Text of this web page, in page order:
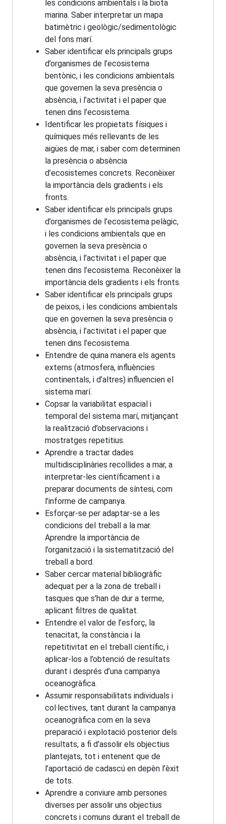
les condicions ambientals i la biota
marina. Saber interpretar un mapa
batimètric i geològic/sedimentològic
del fons marí.
Saber identificar els principals grups
d’organismes de l’ecosistema
bentònic, i les condicions ambientals
que governen la seva presència o
absència, i l’activitat i el paper que
tenen dins l’ecosistema.
Identificar les propietats físiques i
químiques més rellevants de les
aigües de mar, i saber com determinen
la presència o absència
d’ecosistemes concrets. Reconèixer
la importància dels gradients i els
fronts.
Saber identificar els principals grups
d’organismes de l’ecosistema pelàgic,
i les condicions ambientals que en
governen la seva presència o
absència, i l’activitat i el paper que
tenen dins l’ecosistema. Reconèixer la
importància dels gradients i els fronts.
Saber identificar els principals grups
de peixos, i les condicions ambientals
que en governen la seva presència o
absència, i l’activitat i el paper que
tenen dins l’ecosistema.
Entendre de quina manera els agents
externs (atmosfera, influències
continentals, i d’altres) influencien el
sistema marí.
Copsar la variabilitat espacial i
temporal del sistema marí, mitjançant
la realització d’observacions i
mostratges repetitius.
Aprendre a tractar dades
multidisciplinàries recollides a mar, a
interpretar-les científicament i a
preparar documents de síntesi, com
l’informe de campanya.
Esforçar-se per adaptar-se a les
condicions del treball a la mar.
Aprendre la importància de
l’organització i la sistematització del
treball a bord.
Saber cercar material bibliogràfic
adequat per a la zona de treball i
tasques que s’han de dur a terme,
aplicant filtres de qualitat.
Entendre el valor de l’esforç, la
tenacitat, la constància i la
repetitivitat en el treball científic, i
aplicar-los a l’obtenció de resultats
durant i després d’una campanya
oceanogràfica.
Assumir responsabilitats individuals i
col·lectives, tant durant la campanya
oceanogràfica com en la seva
preparació i explotació posterior dels
resultats, a fi d’assolir els objectius
plantejats, tot i entenent que de
l’aportació de cadascú en depèn l’èxit
de tots.
Aprendre a conviure amb persones
diverses per assolir uns objectius
concrets i comuns durant el treball de